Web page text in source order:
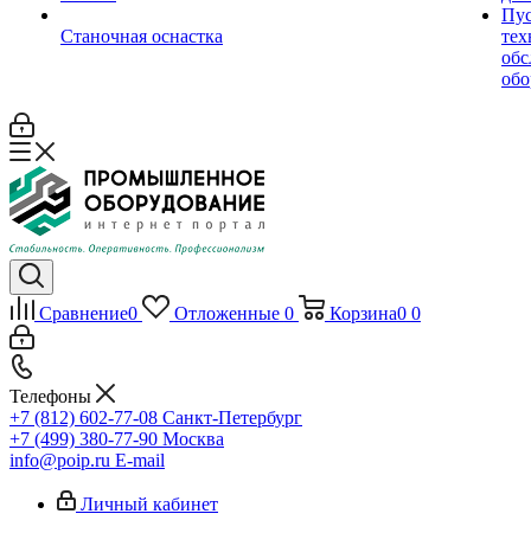
Станочная оснастка
Сравнение0 Отложенные 0 Корзина0 0
Телефоны
+7 (812) 602-77-08 Санкт-Петербург
+7 (499) 380-77-90 Москва
info@poip.ru E-mail
Личный кабинет